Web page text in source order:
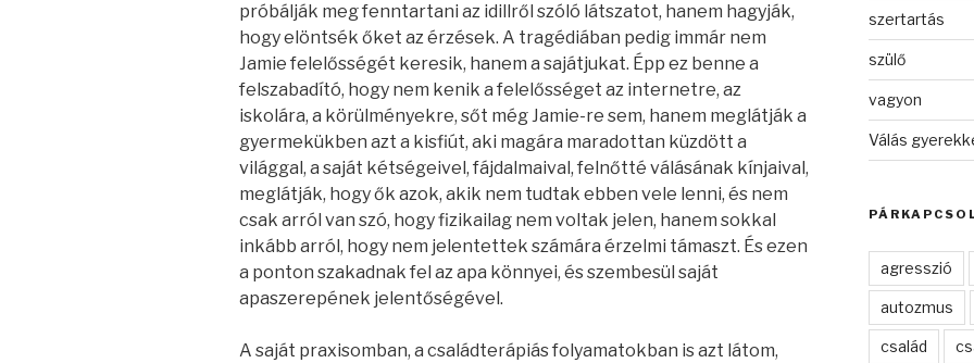
próbálják meg fenntartani az idillről szóló látszatot, hanem hagyják,
hogy elöntsék őket az érzések. A tragédiában pedig immár nem
Jamie felelősségét keresik, hanem a sajátjukat. Épp ez benne a
felszabadító, hogy nem kenik a felelősséget az internetre, az
iskolára, a körülményekre, sőt még Jamie-re sem, hanem meglátják a
gyermekükben azt a kisfiút, aki magára maradottan küzdött a
világgal, a saját kétségeivel, fájdalmaival, felnőtté válásának kínjaival,
meglátják, hogy ők azok, akik nem tudtak ebben vele lenni, és nem
csak arról van szó, hogy fizikailag nem voltak jelen, hanem sokkal
inkább arról, hogy nem jelentettek számára érzelmi támaszt. És ezen
a ponton szakadnak fel az apa könnyei, és szembesül saját
apaszerepének jelentőségével.
A saját praxisomban, a családterápiás folyamatokban is azt látom,
szertartás
szülő
vagyon
Válás
agresszió
autozmus
család